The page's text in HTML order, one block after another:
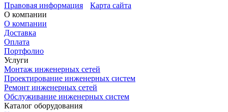
Правовая информация
Карта сайта
О компании
О компании
Доставка
Оплата
Портфолио
Услуги
Монтаж инженерных сетей
Проектирование инженерных систем
Ремонт инженерных сетей
Обслуживание инженерных систем
Каталог оборудования